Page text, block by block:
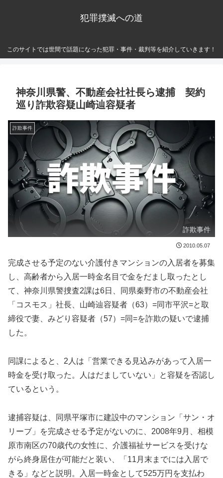
犯罪撲滅への道
このサイトでは世間で話題になった犯罪・事件・裁判等を紹介していきます！
神奈川県警、不動産会社社長ら逮捕 契約
巡り詐欺容疑山崎辿容疑者
詐欺事件
詐欺事件
2010.05.07
完成させる予定のない介護付きマンションの入居者を募集
し、高齢者から入居一時金名目で金をだまし取ったとし
て、神奈川県警捜査2課は6日、同県秦野市の不動産会社
「コスモス」社長、山崎辿容疑者（63）=同市平沢=と取
締役で妻、みどり容疑者（57）=同=を詐欺の疑いで逮捕
した。
同課によると、2人は「営業できる見込みがあって入居一
時金を受け取った。人はだましていない」と容疑を否認し
ているという。
逮捕容疑は、同県平塚市に建設中のマンション「サン・オ
リーブ」を完成させる予定がないのに、2008年9月、相模
原市南区の70歳代の女性に、介護福祉サービスを受けな
がら終身居住が可能だと装い、「11月末までには入居で
きる」などと説明。入居一時金として525万円を支払わ